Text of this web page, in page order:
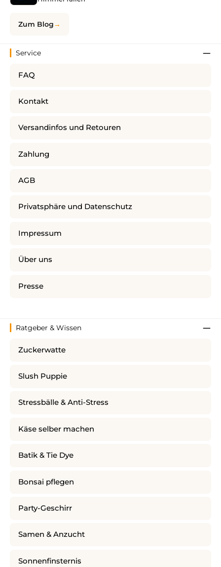
Zum Blog
Service
FAQ
Kontakt
Versandinfos und Retouren
Zahlung
AGB
Privatsphäre und Datenschutz
Impressum
Über uns
Presse
Ratgeber & Wissen
Zuckerwatte
Slush Puppie
Stressbälle & Anti-Stress
Käse selber machen
Batik & Tie Dye
Bonsai pflegen
Party-Geschirr
Samen & Anzucht
Sonnenfinsternis